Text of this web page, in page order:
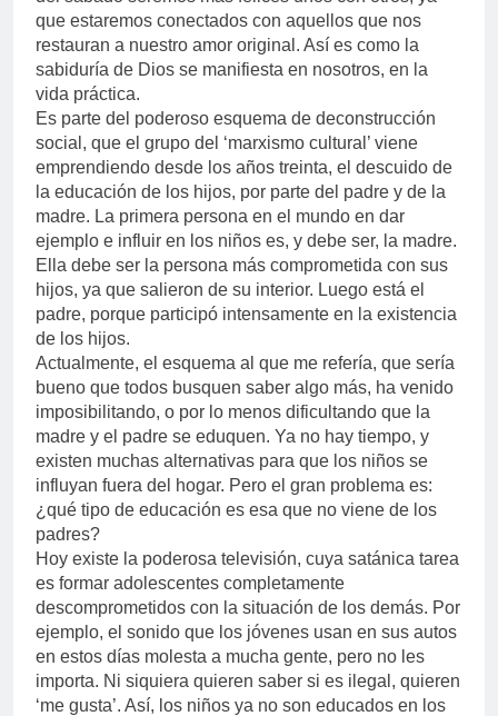
que estaremos conectados con aquellos que nos
restauran a nuestro amor original. Así es como la
sabiduría de Dios se manifiesta en nosotros, en la
vida práctica.
Es parte del poderoso esquema de deconstrucción
social, que el grupo del ‘marxismo cultural’ viene
emprendiendo desde los años treinta, el descuido de
la educación de los hijos, por parte del padre y de la
madre. La primera persona en el mundo en dar
ejemplo e influir en los niños es, y debe ser, la madre.
Ella debe ser la persona más comprometida con sus
hijos, ya que salieron de su interior. Luego está el
padre, porque participó intensamente en la existencia
de los hijos.
Actualmente, el esquema al que me refería, que sería
bueno que todos busquen saber algo más, ha venido
imposibilitando, o por lo menos dificultando que la
madre y el padre se eduquen. Ya no hay tiempo, y
existen muchas alternativas para que los niños se
influyan fuera del hogar. Pero el gran problema es:
¿qué tipo de educación es esa que no viene de los
padres?
Hoy existe la poderosa televisión, cuya satánica tarea
es formar adolescentes completamente
descomprometidos con la situación de los demás. Por
ejemplo, el sonido que los jóvenes usan en sus autos
en estos días molesta a mucha gente, pero no les
importa. Ni siquiera quieren saber si es ilegal, quieren
‘me gusta’. Así, los niños ya no son educados en los